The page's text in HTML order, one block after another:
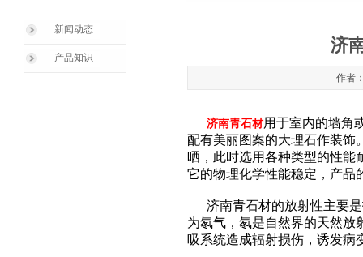
新闻动态
产品知识
济
作者
济南青石材用于室内的墙角
配有美丽图案的大理石作装饰
晒，此时选用各种类型的性能
它的物理化学性能稳定，产品
济南青石材的放射性主要是
为氡气，氡是自然界的天然放
吸系统造成辐射损伤，诱发病